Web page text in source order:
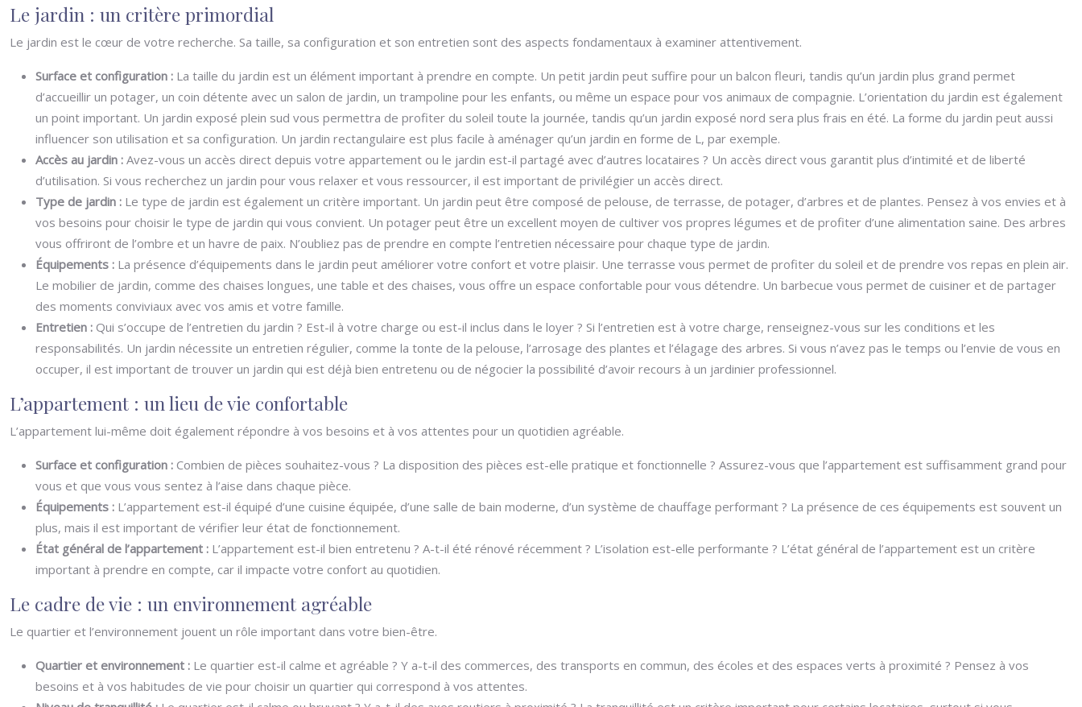
Le jardin : un critère primordial
Le jardin est le cœur de votre recherche. Sa taille, sa configuration et son entretien sont des aspects fondamentaux à examiner attentivement.
Surface et configuration : La taille du jardin est un élément important à prendre en compte. Un petit jardin peut suffire pour un balcon fleuri, tandis qu’un jardin plus grand permet
d’accueillir un potager, un coin détente avec un salon de jardin, un trampoline pour les enfants, ou même un espace pour vos animaux de compagnie. L’orientation du jardin est également
un point important. Un jardin exposé plein sud vous permettra de profiter du soleil toute la journée, tandis qu’un jardin exposé nord sera plus frais en été. La forme du jardin peut aussi
influencer son utilisation et sa configuration. Un jardin rectangulaire est plus facile à aménager qu’un jardin en forme de L, par exemple.
Accès au jardin : Avez-vous un accès direct depuis votre appartement ou le jardin est-il partagé avec d’autres locataires ? Un accès direct vous garantit plus d’intimité et de liberté
d’utilisation. Si vous recherchez un jardin pour vous relaxer et vous ressourcer, il est important de privilégier un accès direct.
Type de jardin : Le type de jardin est également un critère important. Un jardin peut être composé de pelouse, de terrasse, de potager, d’arbres et de plantes. Pensez à vos envies et à
vos besoins pour choisir le type de jardin qui vous convient. Un potager peut être un excellent moyen de cultiver vos propres légumes et de profiter d’une alimentation saine. Des arbres
vous offriront de l’ombre et un havre de paix. N’oubliez pas de prendre en compte l’entretien nécessaire pour chaque type de jardin.
Équipements : La présence d’équipements dans le jardin peut améliorer votre confort et votre plaisir. Une terrasse vous permet de profiter du soleil et de prendre vos repas en plein air.
Le mobilier de jardin, comme des chaises longues, une table et des chaises, vous offre un espace confortable pour vous détendre. Un barbecue vous permet de cuisiner et de partager
des moments conviviaux avec vos amis et votre famille.
Entretien : Qui s’occupe de l’entretien du jardin ? Est-il à votre charge ou est-il inclus dans le loyer ? Si l’entretien est à votre charge, renseignez-vous sur les conditions et les
responsabilités. Un jardin nécessite un entretien régulier, comme la tonte de la pelouse, l’arrosage des plantes et l’élagage des arbres. Si vous n’avez pas le temps ou l’envie de vous en
occuper, il est important de trouver un jardin qui est déjà bien entretenu ou de négocier la possibilité d’avoir recours à un jardinier professionnel.
L’appartement : un lieu de vie confortable
L’appartement lui-même doit également répondre à vos besoins et à vos attentes pour un quotidien agréable.
Surface et configuration : Combien de pièces souhaitez-vous ? La disposition des pièces est-elle pratique et fonctionnelle ? Assurez-vous que l’appartement est suffisamment grand pour
vous et que vous vous sentez à l’aise dans chaque pièce.
Équipements : L’appartement est-il équipé d’une cuisine équipée, d’une salle de bain moderne, d’un système de chauffage performant ? La présence de ces équipements est souvent un
plus, mais il est important de vérifier leur état de fonctionnement.
État général de l’appartement : L’appartement est-il bien entretenu ? A-t-il été rénové récemment ? L’isolation est-elle performante ? L’état général de l’appartement est un critère
important à prendre en compte, car il impacte votre confort au quotidien.
Le cadre de vie : un environnement agréable
Le quartier et l’environnement jouent un rôle important dans votre bien-être.
Quartier et environnement : Le quartier est-il calme et agréable ? Y a-t-il des commerces, des transports en commun, des écoles et des espaces verts à proximité ? Pensez à vos
besoins et à vos habitudes de vie pour choisir un quartier qui correspond à vos attentes.